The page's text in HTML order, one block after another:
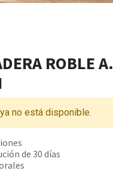
ROBLE A.
no está disponible.
de 30 días